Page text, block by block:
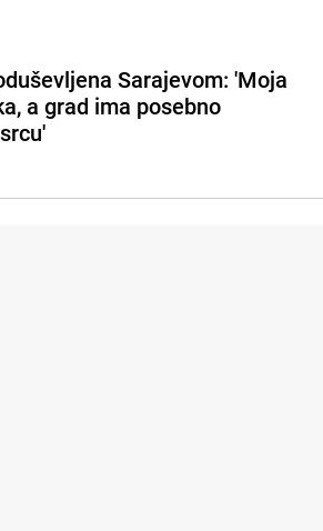
Sarajevom: 'Moja
a grad ima posebno